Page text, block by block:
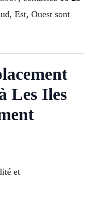
Est, Ouest sont
Les Iles
et